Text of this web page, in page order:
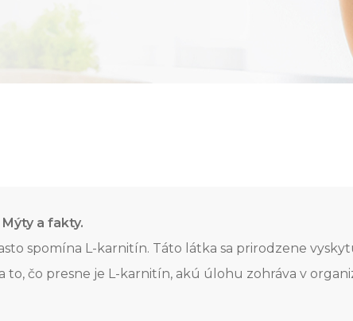
a fakty.
spomína L-karnitín. Táto látka sa prirodzene
čo presne je L-karnitín, akú úlohu zohráva v